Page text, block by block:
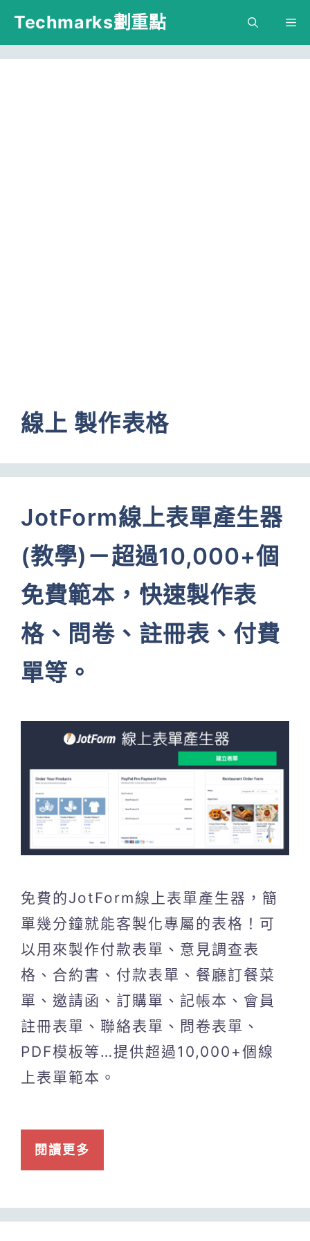
跳
主
Techmarks劃重點
線上 製作表格
JotForm線上表單產生器
(教學)－超過10,000+個
免費範本，快速製作表
格、問卷、註冊表、付費
單等。
免費的JotForm線上表單產生器，簡
單幾分鐘就能客製化專屬的表格！可
以用來製作付款表單、意見調查表
格、合約書、付款表單、餐廳訂餐菜
單、邀請函、訂購單、記帳本、會員
註冊表單、聯絡表單、問卷表單、
PDF模板等…提供超過10,000+個線
上表單範本。
閱讀更多